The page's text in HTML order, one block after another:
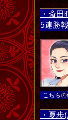
・斎
5連勝
こちらの
・夏